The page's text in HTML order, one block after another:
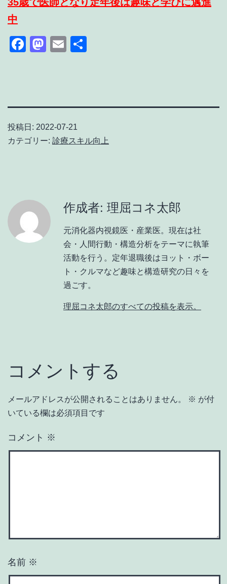
中
Facebook
Mastodon
Email
投稿日: 2022-07-21
カテゴリー: 診療スキル向上
作成者: 理屈コネ太郎
元消化器内視鏡医・産業医。現在は社
会・人間行動・構造分析をテーマに執筆
活動を行う。定年退職後はヨット・ボー
ト・クルマなど趣味と構造研究の日々を
過ごす。
理屈コネ太郎のすべての投稿を表示。
コメントする
メールアドレスが公開されることはありません。 ※ が付
いている欄は必須項目です
コメント ※
名前 ※